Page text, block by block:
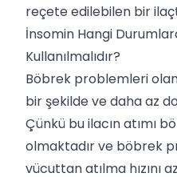
reçete edilebilen bir
İnsomin Hangi
Kullanılmalıdır?
Böbrek problemleri
bir şekilde ve daha az
Çünkü bu ilacın atımı
olmaktadır ve böbrek
vücuttan atılma hızını